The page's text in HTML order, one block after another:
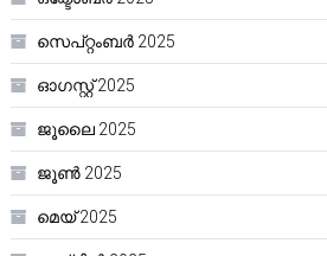
സെപ്റ്റംബർ 2025
ഓഗസ്റ്റ്‌ 2025
ജൂലൈ 2025
ജൂൺ 2025
മെയ്‌ 2025